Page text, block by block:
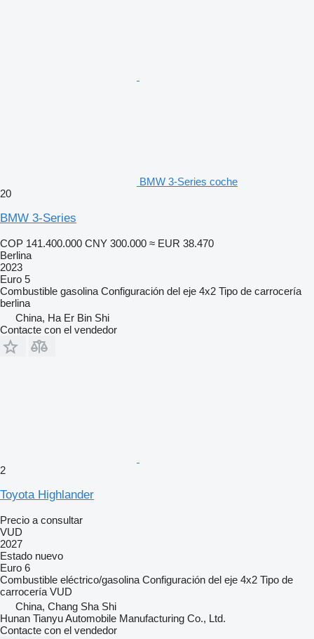
BMW 3-Series coche
20
BMW 3-Series
COP 141.400.000 CNY 300.000 ≈ EUR 38.470
Berlina
2023
Euro 5
Combustible gasolina Configuración del eje 4x2 Tipo de carrocería
berlina
China, Ha Er Bin Shi
Contacte con el vendedor
2
Toyota Highlander
Precio a consultar
VUD
2027
Estado nuevo
Euro 6
Combustible eléctrico/gasolina Configuración del eje 4x2 Tipo de
carrocería VUD
China, Chang Sha Shi
Hunan Tianyu Automobile Manufacturing Co., Ltd.
Contacte con el vendedor